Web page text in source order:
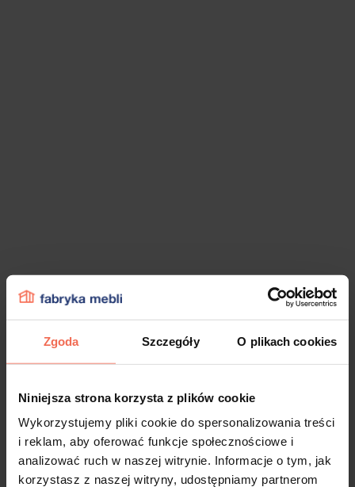
Zgoda Szczegóły O plikach cookies
Niniejsza strona korzysta z plików cookie
Wykorzystujemy pliki cookie do spersonalizowania treści
i reklam, aby oferować funkcje społecznościowe i
analizować ruch w naszej witrynie. Informacje o tym, jak
korzystasz z naszej witryny, udostępniamy partnerom